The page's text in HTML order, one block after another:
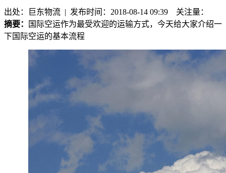
出处：巨东物流 | 发布时间：2018-08-14 09:39 关注量：
摘要：
国际空运作为最受欢迎的运输方式，今天给大家介绍一
下国际空运的基本流程